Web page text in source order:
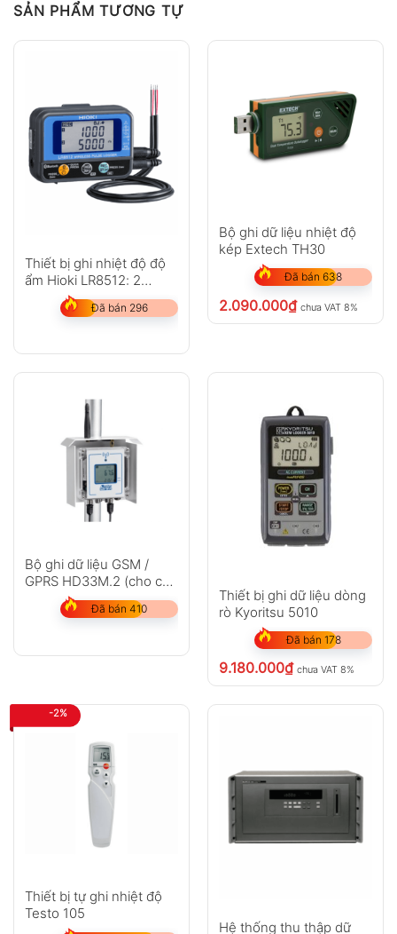
SẢN PHẨM TƯƠNG TỰ
Thiết bị ghi nhiệt độ độ
ẩm Hioki LR8512: 2
kênh, Bluetooth
Đã bán 296
Bộ ghi dữ liệu nhiệt độ
kép Extech TH30
Đã bán 638
2.090.000₫ chưa VAT 8%
Bộ ghi dữ liệu GSM /
GPRS HD33M.2 (cho các
trạm thời tiết)
Đã bán 410
Thiết bị ghi dữ liệu dòng
rò Kyoritsu 5010
Đã bán 178
9.180.000₫ chưa VAT 8%
-2%
Thiết bị tự ghi nhiệt độ
Testo 105
Hệ thống thu thập dữ